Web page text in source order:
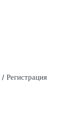
/ Регистрация